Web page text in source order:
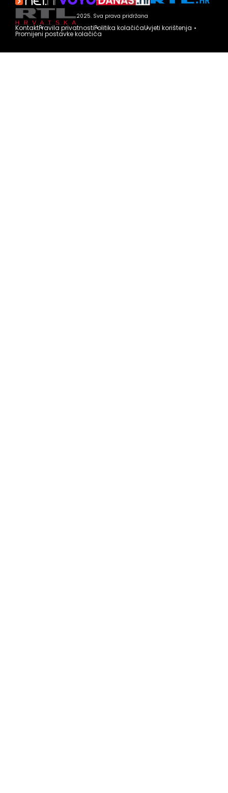
2025. Sva prava pridržana
KontaktPravila privatnostiPolitika kolačićaUvjeti korištenja
Promijeni postavke kolačića